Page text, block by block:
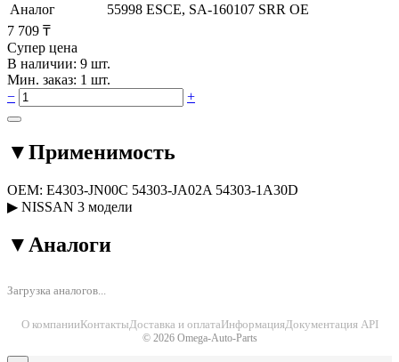
Аналог
55998 ESCE, SA-160107 SRR OE
7 709 ₸
Супер цена
В наличии: 9 шт.
Мин. заказ: 1 шт.
−
+
▼Применимость
OEM: E4303-JN00C 54303-JA02A 54303-1A30D
▶ NISSAN 3 модели
▼ Аналоги
Загрузка аналогов...
О компанииКонтактыДоставка и оплатаИнформацияДокументация API
© 2026 Omega-Auto-Parts